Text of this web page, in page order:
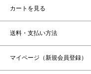
カートを見る
送料・支払い方法
マイページ（新規会員登録）